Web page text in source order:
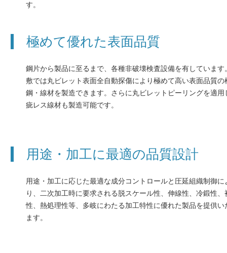
す。
極めて優れた表面品質
鋼片から製品に至るまで、各種非破壊検査設備を有しています
敷では丸ビレット表面全自動探傷により極めて高い表面品質の
鋼・線材を製造できます。さらに丸ビレットピーリングを適用
疵レス線材も製造可能です。
用途・加工に最適の品質設計
用途・加工に応じた最適な成分コントロールと圧延組織制御に
り、二次加工時に要求される脱スケール性、伸線性、冷鍛性、
性、熱処理性等、多岐にわたる加工特性に優れた製品を提供い
ます。